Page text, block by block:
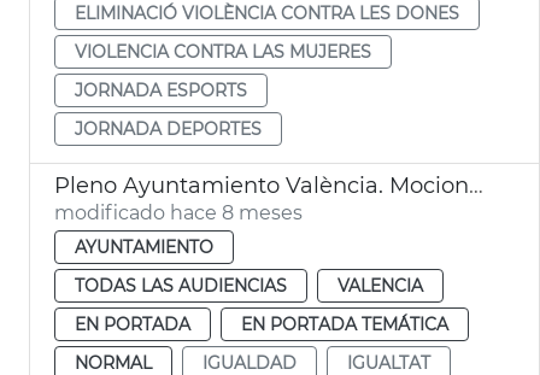
ELIMINACIÓ VIOLÈNCIA CONTRA LES DONES
VIOLENCIA CONTRA LAS MUJERES
JORNADA ESPORTS
JORNADA DEPORTES
Pleno Ayuntamiento València. Mociones grupos municipales
modificado hace 8 meses
AYUNTAMIENTO
TODAS LAS AUDIENCIAS
VALENCIA
EN PORTADA
EN PORTADA TEMÁTICA
NORMAL
IGUALDAD
IGUALTAT